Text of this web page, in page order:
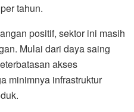
tahun.
positif, sektor ini masih
Mulai dari daya saing
akses
minimnya infrastruktur